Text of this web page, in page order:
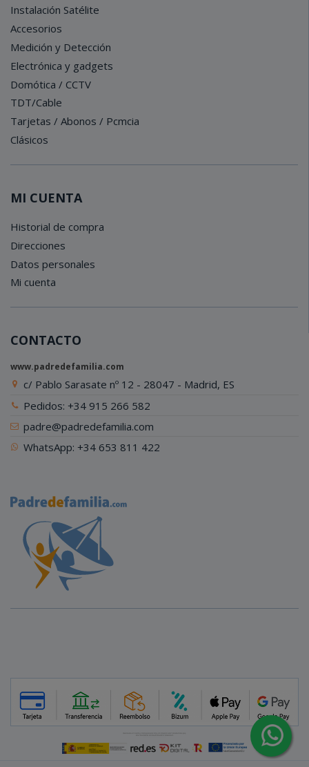
Instalación Satélite
Accesorios
Medición y Detección
Electrónica y gadgets
Domótica / CCTV
TDT/Cable
Tarjetas / Abonos / Pcmcia
Clásicos
MI CUENTA
Historial de compra
Direcciones
Datos personales
Mi cuenta
CONTACTO
www.padredefamilia.com
c/ Pablo Sarasate nº 12 - 28047 - Madrid, ES
Pedidos: +34 915 266 582
padre@padredefamilia.com
WhatsApp: +34 653 811 422